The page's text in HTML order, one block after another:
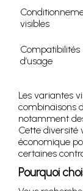
visibles
Compatibilités
d’usage
Les variantes
combinaisons
notamment
Cette diversité
économique
certaines
Pourquoi